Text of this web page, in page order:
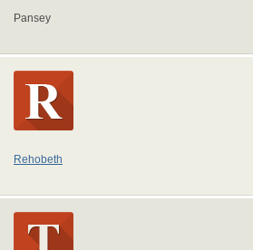
Pansey
Rehobeth